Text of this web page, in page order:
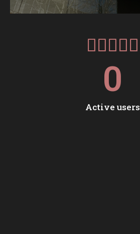

0
Active users